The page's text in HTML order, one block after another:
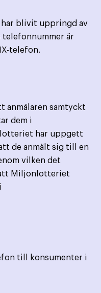
har blivit uppringd av
är
telefon.
samtyckt
dem i
har uppgett
de anmält sig till en
vilken det
Miljonlotteriet
till konsumenter i